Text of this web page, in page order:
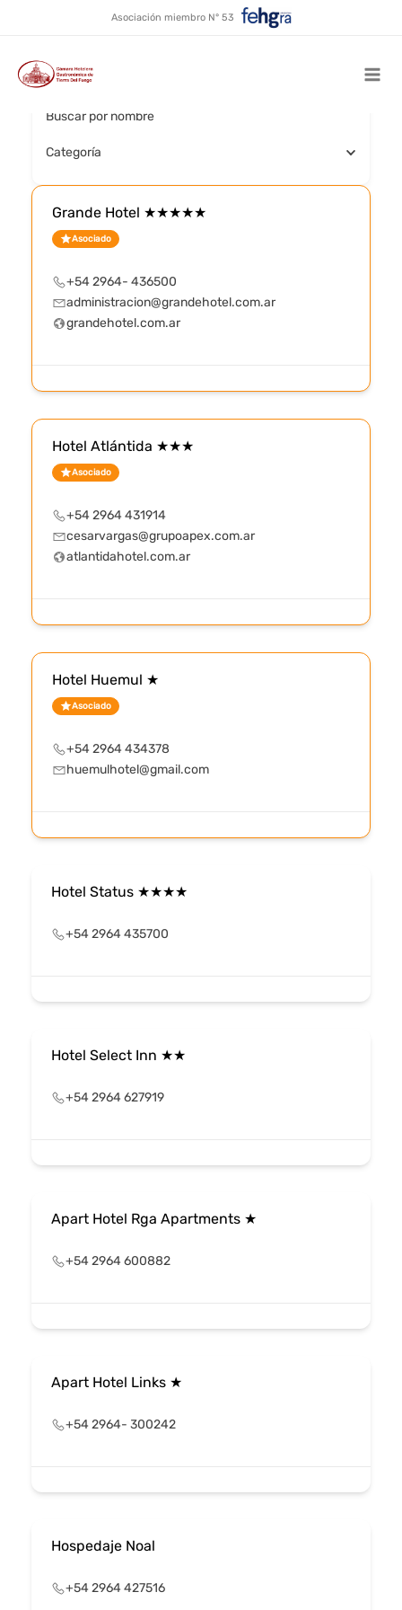
contenido
Asociación miembro N° 53
Río Grande - Centro y
Buscar por nombre
Categoría
Grande Hotel ★★★★★
Asociado
+54 2964- 436500
administracion@grandehotel.com.ar
grandehotel.com.ar
Hotel Atlántida ★★★
Asociado
+54 2964 431914
cesarvargas@grupoapex.com.ar
atlantidahotel.com.ar
Hotel Huemul ★
Asociado
+54 2964 434378
huemulhotel@gmail.com
Hotel Status ★★★★
+54 2964 435700
Hotel Select Inn ★★
+54 2964 627919
Apart Hotel Rga Apartments ★
+54 2964 600882
Apart Hotel Links ★
+54 2964- 300242
Hospedaje Noal
+54 2964 427516